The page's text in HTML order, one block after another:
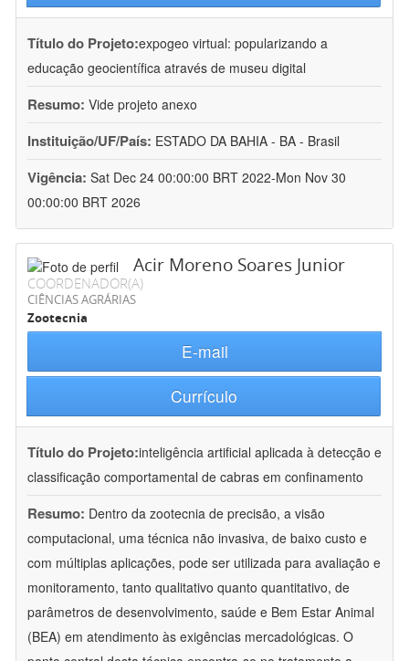
Título do Projeto:expogeo virtual: popularizando a
educação geocientífica através de museu digital
Resumo: Vide projeto anexo
Instituição/UF/País: ESTADO DA BAHIA - BA - Brasil
Vigência: Sat Dec 24 00:00:00 BRT 2022-Mon Nov 30
00:00:00 BRT 2026
Acir Moreno Soares Junior
COORDENADOR(A)
CIÊNCIAS AGRÁRIAS
Zootecnia
E-mail
Currículo
Título do Projeto:inteligência artificial aplicada à detecção e
classificação comportamental de cabras em confinamento
Resumo: Dentro da zootecnia de precisão, a visão
computacional, uma técnica não invasiva, de baixo custo e
com múltiplas aplicações, pode ser utilizada para avaliação e
monitoramento, tanto qualitativo quanto quantitativo, de
parâmetros de desenvolvimento, saúde e Bem Estar Animal
(BEA) em atendimento às exigências mercadológicas. O